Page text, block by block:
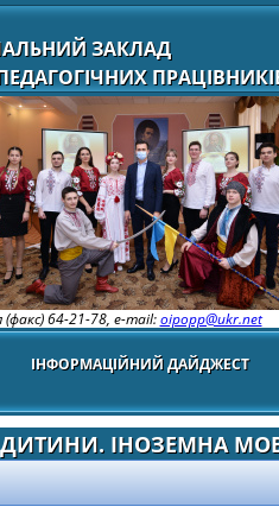
ЗАКЛАД
(факс) 64-21-78, e-mail:oipopp@ukr.net
ІНФОРМАЦІЙНИЙ ДАЙДЖЕСТ
ІНОЗЕМНА